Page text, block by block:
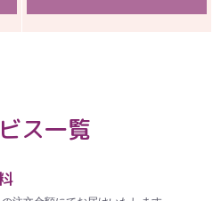
ス一覧